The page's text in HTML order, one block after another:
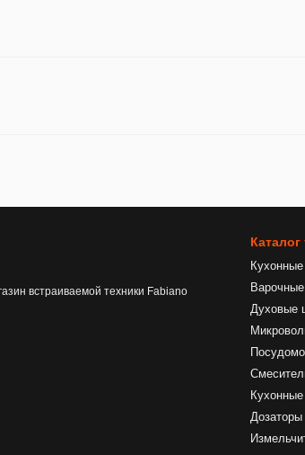
встраиваемой техники Fabiano
Духовые